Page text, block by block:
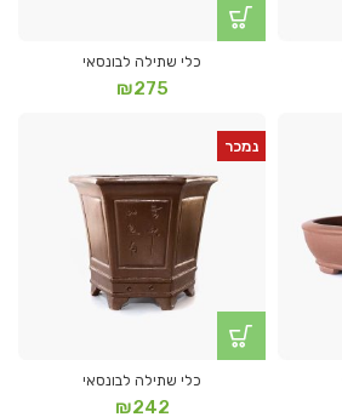
כלי שתילה לבונסאי
₪275
נמכר
כלי שתילה לבונסאי
₪242